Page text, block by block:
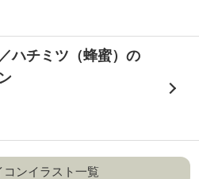
ハチミツ（蜂蜜）の
コンイラスト一覧